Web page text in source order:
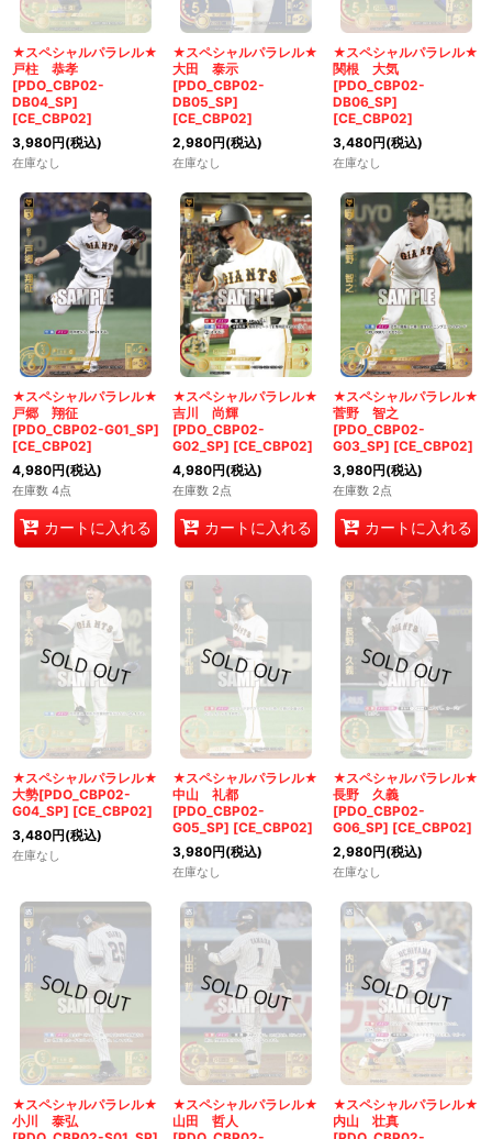
★スペシャルパラレル★
戸柱 恭孝
[PDO_CBP02-
DB04_SP]
[CE_CBP02]
3,980円(税込)
在庫なし
★スペシャルパラレル★
大田 泰示
[PDO_CBP02-
DB05_SP]
[CE_CBP02]
2,980円(税込)
在庫なし
★スペシャルパラレル★
関根 大気
[PDO_CBP02-
DB06_SP]
[CE_CBP02]
3,480円(税込)
在庫なし
★スペシャルパラレル★
戸郷 翔征
[PDO_CBP02-G01_SP]
[CE_CBP02]
4,980円(税込)
在庫数 4点
カートに入れる
★スペシャルパラレル★
吉川 尚輝
[PDO_CBP02-
G02_SP] [CE_CBP02]
4,980円(税込)
在庫数 2点
カートに入れる
★スペシャルパラレル★
菅野 智之
[PDO_CBP02-
G03_SP] [CE_CBP02]
3,980円(税込)
在庫数 2点
カートに入れる
★スペシャルパラレル★
大勢[PDO_CBP02-
G04_SP] [CE_CBP02]
3,480円(税込)
在庫なし
★スペシャルパラレル★
中山 礼都
[PDO_CBP02-
G05_SP] [CE_CBP02]
3,980円(税込)
在庫なし
★スペシャルパラレル★
長野 久義
[PDO_CBP02-
G06_SP] [CE_CBP02]
2,980円(税込)
在庫なし
★スペシャルパラレル★
小川 泰弘
★スペシャルパラレル★
山田 哲人
★スペシャルパラレル★
内山 壮真